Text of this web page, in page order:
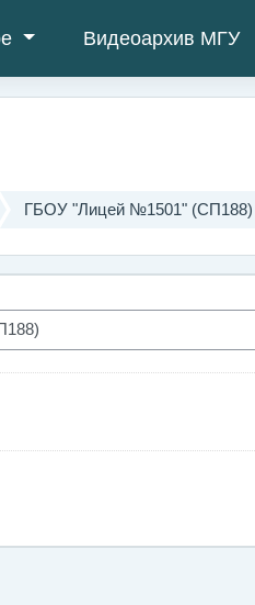
Видеоархив МГУ
ГБОУ "Лицей №1501" (СП188)